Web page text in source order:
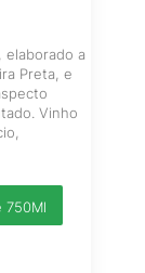
a
Preta, e
Vinho
750Ml